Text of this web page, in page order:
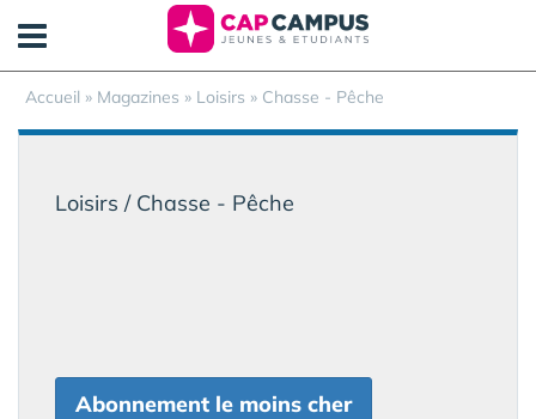
Accueil » Magazines » Loisirs » Chasse - Pêche
Loisirs / Chasse - Pêche
Abonnement le moins cher
Panneau de gestion des cookies